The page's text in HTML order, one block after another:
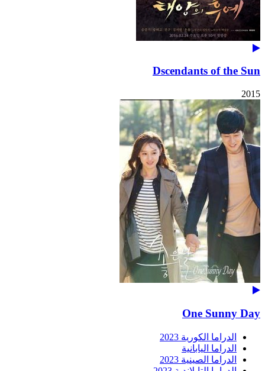
Dscendants of the Sun
2015
One Sunny Day
الدراما الكورية 2023
الدراما اليابانية
الدراما الصينية 2023